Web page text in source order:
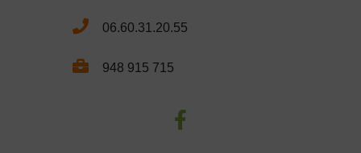
06.60.31.20.55
948 915 715